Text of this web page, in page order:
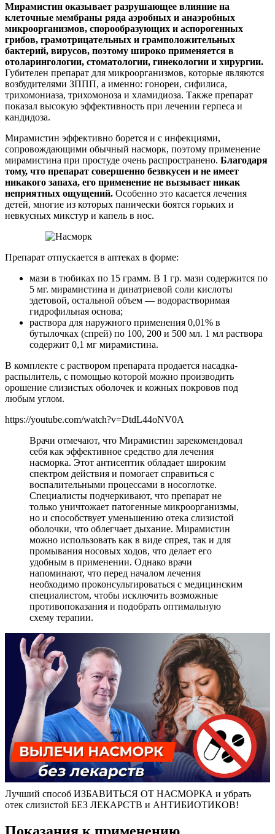
Мирамистин оказывает разрушающее влияние на
клеточные мембраны ряда аэробных и анаэробных
микроорганизмов, спорообразующих и аспорогенных
грибов, грамотрицательных и грамположительных
бактерий, вирусов, поэтому широко применяется в
отоларингологии, стоматологии, гинекологии и хирургии.
Губителен препарат для микроорганизмов, которые являются
возбудителями ЗППП, а именно: гонореи, сифилиса,
трихомониаза, трихомоноза и хламидиоза. Также препарат
показал высокую эффективность при лечении герпеса и
кандидоза.
Мирамистин эффективно борется и с инфекциями,
сопровождающими обычный насморк, поэтому применение
мирамистина при простуде очень распространено. Благодаря
тому, что препарат совершенно безвкусен и не имеет
никакого запаха, его применение не вызывает никак
неприятных ощущений. Особенно это касается лечения
детей, многие из которых панически боятся горьких и
невкусных микстур и капель в нос.
Препарат отпускается в аптеках в форме:
мази в тюбиках по 15 грамм. В 1 гр. мази содержится по
5 мг. мирамистина и динатриевой соли кислоты
эдетовой, остальной объем — водорастворимая
гидрофильная основа;
раствора для наружного применения 0,01% в
бутылочках (спрей) по 100, 200 и 500 мл. 1 мл раствора
содержит 0,1 мг мирамистина.
В комплекте с раствором препарата продается насадка-
распылитель, с помощью которой можно производить
орошение слизистых оболочек и кожных покровов под
любым углом.
https://youtube.com/watch?v=DtdL44oNV0A
Врачи отмечают, что Мирамистин зарекомендовал
себя как эффективное средство для лечения
насморка. Этот антисептик обладает широким
спектром действия и помогает справиться с
воспалительными процессами в носоглотке.
Специалисты подчеркивают, что препарат не
только уничтожает патогенные микроорганизмы,
но и способствует уменьшению отека слизистой
оболочки, что облегчает дыхание. Мирамистин
можно использовать как в виде спрея, так и для
промывания носовых ходов, что делает его
удобным в применении. Однако врачи
напоминают, что перед началом лечения
необходимо проконсультироваться с медицинским
специалистом, чтобы исключить возможные
противопоказания и подобрать оптимальную
схему терапии.
Лучший способ ИЗБАВИТЬСЯ ОТ НАСМОРКА и убрать
отек слизистой БЕЗ ЛЕКАРСТВ и АНТИБИОТИКОВ!
Показания к применению